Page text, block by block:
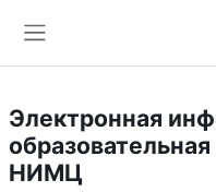
Электронная
НИМЦ